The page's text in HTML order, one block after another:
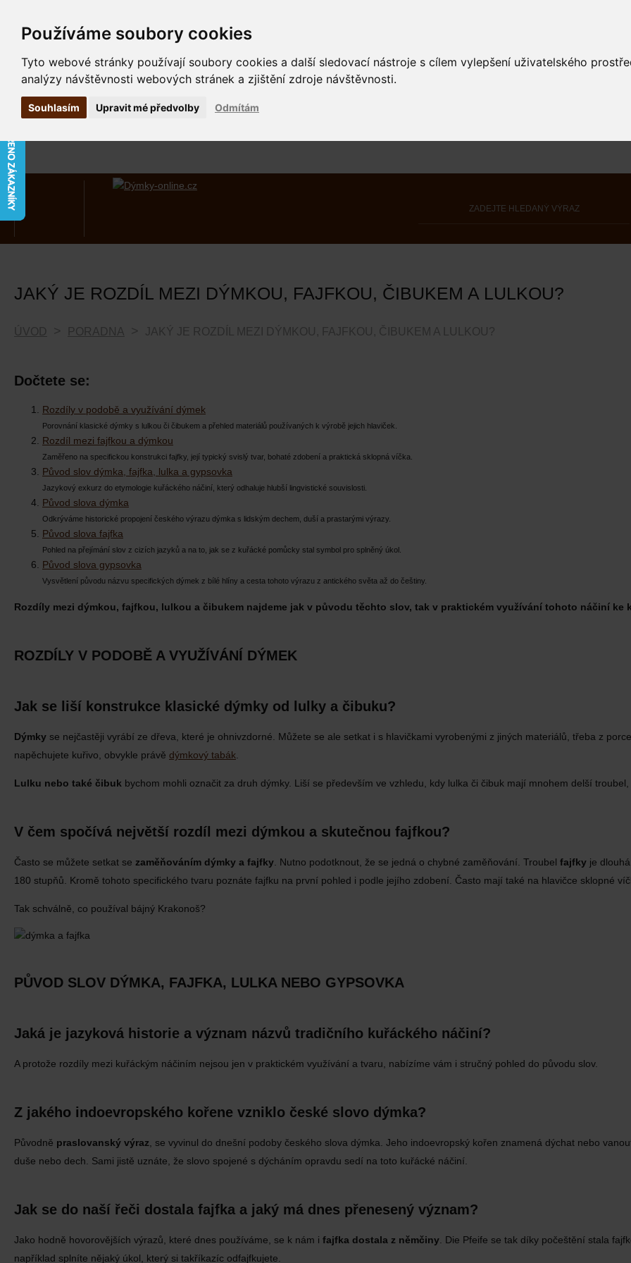
Používáme soubory cookies
Tyto webové stránky používají soubory cookies a další sledovací nástroje s cílem vylepšení uživatelského
analýzy návštěvnosti webových stránek a zjištění zdroje návštěvnosti.
Souhlasím Odmítám
Upravit mé předvolby
JAKÝ JE ROZDÍL MEZI DÝMKOU, FAJFKOU, ČIBUKEM A LULKOU?
ÚVOD PORADNA JAKÝ JE ROZDÍL MEZI DÝMKOU, FAJFKOU, ČIBUKEM A LULKOU?
Dočtete se:
Rozdíly v podobě a využívání dýmek
Porovnání klasické dýmky s lulkou či čibukem a přehled materiálů používaných k výrobě jejich hlaviček.
Rozdíl mezi fajfkou a dýmkou
Zaměřeno na specifickou konstrukci fajfky, její typický svislý tvar, bohaté zdobení a praktická sklopná víčka.
Původ slov dýmka, fajfka, lulka a gypsovka
Jazykový exkurz do etymologie kuřáckého náčiní, který odhaluje hlubší lingvistické souvislosti.
Původ slova dýmka
Odkrýváme historické propojení českého výrazu dýmka s lidským dechem, duší a prastarými výrazy.
Původ slova fajfka
Pohled na přejímání slov z cizích jazyků a na to, jak se z kuřácké pomůcky stal symbol pro splněný úkol.
Původ slova gypsovka
Vysvětlení původu názvu specifických dýmek z bílé hlíny a cesta tohoto výrazu z antického světa až do češtiny.
Rozdíly mezi dýmkou, fajfkou, lulkou a čibukem najdeme jak v původu těchto slov, tak v praktickém využívání tohoto náčiní ke
ROZDÍLY V PODOBĚ A VYUŽÍVÁNÍ DÝMEK
Jak se liší konstrukce klasické dýmky od lulky a čibuku?
Dýmky se nejčastěji vyrábí ze dřeva, které je ohnivzdorné. Můžete se ale setkat i s hlavičkami vyrobenými z jiných materiálů, třeba z
napěchujete kuřivo, obvykle právě dýmkový tabák
Lulku nebo také čibuk bychom mohli označit za druh dýmky. Liší se především ve vzhledu, kdy lulka či čibuk mají mnohem delší
V čem spočívá největší rozdíl mezi dýmkou a skutečnou fajfkou?
Často se můžete setkat se zaměňováním dýmky a fajfky . Nutno podotknout, že se jedná o chybné zaměňování. Troubel fajfky je
180 stupňů. Kromě tohoto specifického tvaru poznáte fajfku na první pohled i podle jejího zdobení. Často mají také na hlavičce sklopné
Tak schválně, co používal bájný Krakonoš?
PŮVOD SLOV DÝMKA, FAJFKA, LULKA NEBO GYPSOVKA
Jaká je jazyková historie a význam názvů tradičního kuřáckého náčiní?
A protože rozdíly mezi kuřáckým náčiním nejsou jen v praktickém využívání a tvaru, nabízíme vám i stručný pohled do původu slov.
Z jakého indoevropského kořene vzniklo české slovo dýmka?
Původně praslovanský výraz , se vyvinul do dnešní podoby českého slova dýmka. Jeho indoevropský kořen znamená dýchat nebo
duše nebo dech. Sami jistě uznáte, že slovo spojené s dýcháním opravdu sedí na toto kuřácké náčiní.
Jak se do naší řeči dostala fajfka a jaký má dnes přenesený význam?
Jako hodně hovorovějších výrazů, které dnes používáme, se k nám i fajfka dostala z němčiny . Die Pfeife se tak díky počeštění stala
například splníte nějaký úkol, který si takříkazíc odfajfkujete.